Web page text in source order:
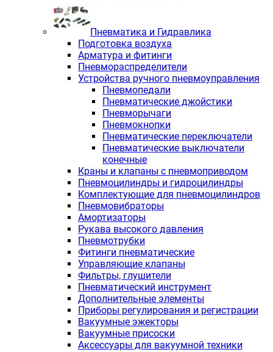
Пневматика и Гидравлика
Подготовка воздуха
Арматура и фитинги
Пневмораспределители
Устройства ручного пневмоуправления
Пневмопедали
Пневматические джойстики
Пневморычаги
Пневмокнопки
Пневматические переключатели
Пневматические выключатели
конечные
Краны и клапаны с пневмоприводом
Пневмоцилиндры и гидроцилиндры
Комплектующие для пневмоцилиндров
Пневмовибраторы
Амортизаторы
Рукава высокого давления
Пневмотрубки
Фитинги пневматические
Управляющие клапаны
Фильтры, глушители
Пневматический инструмент
Дополнительные элементы
Приборы регулирования и регистрации
Вакуумные эжекторы
Вакуумные присоски
Аксессуары для вакуумной техники